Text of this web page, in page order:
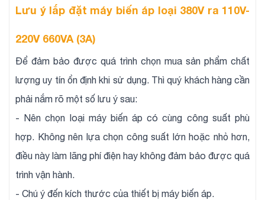
Lưu ý lắp đặt máy biến áp loại 380V ra 110V-
220V 660VA (3A)
Để đảm bảo được quá trình chọn mua sản phẩm chất
lượng uy tín ổn định khi sử dụng. Thì quý khách hàng cần
phải nắm rõ một số lưu ý sau:
- Nên chọn loại máy biến áp có cùng công suất phù
hợp. Không nên lựa chọn công suất lớn hoặc nhỏ hơn,
điều này làm lãng phí điện hay không đảm bảo được quá
trình vận hành.
- Chú ý đến kích thước của thiết bị máy biến áp.